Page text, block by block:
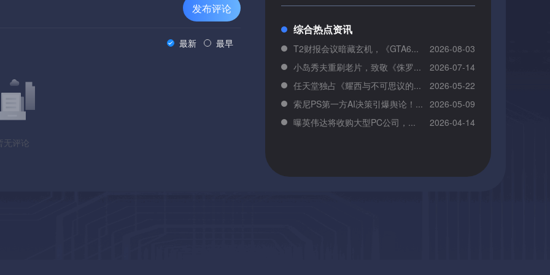
发布评论
最新 最早
无评论
综合热点资讯
T2财报会议暗藏玄机，《GTA6...
2026-08-03
小岛秀夫重刷老片，致敬《侏罗...
2026-07-14
任天堂独占《耀西与不可思议的...
2026-05-22
索尼PS第一方AI决策引爆舆论！... 2026-05-09
曝英伟达将收购大型PC公司，...
2026-04-14